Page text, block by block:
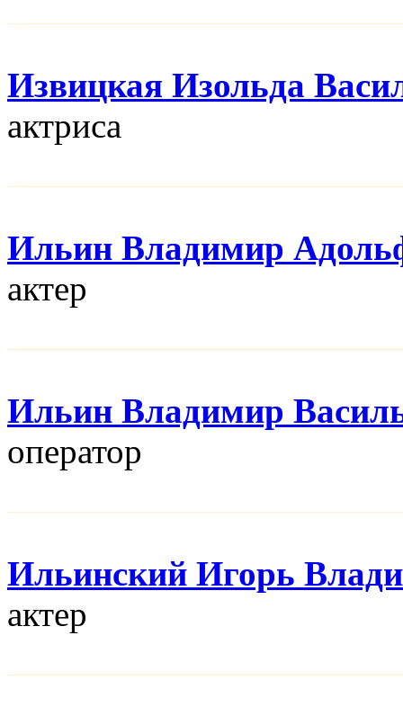
Извицкая Изольда
актриса
Ильин Владимир
актер
Ильин Владимир
оператор
Ильинский Игорь
актер